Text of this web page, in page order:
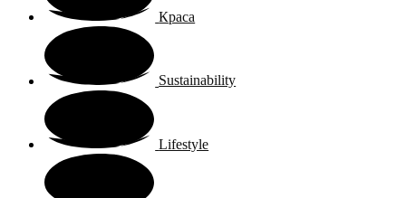
Краса
Sustainability
Lifestyle